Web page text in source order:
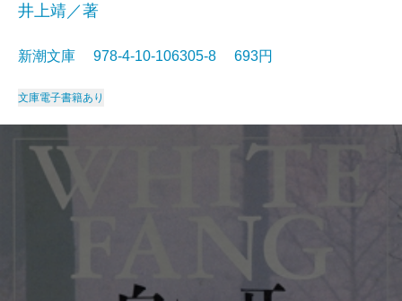
井上靖／著
新潮文庫 978-4-10-106305-8 693円
文庫電子書籍あり